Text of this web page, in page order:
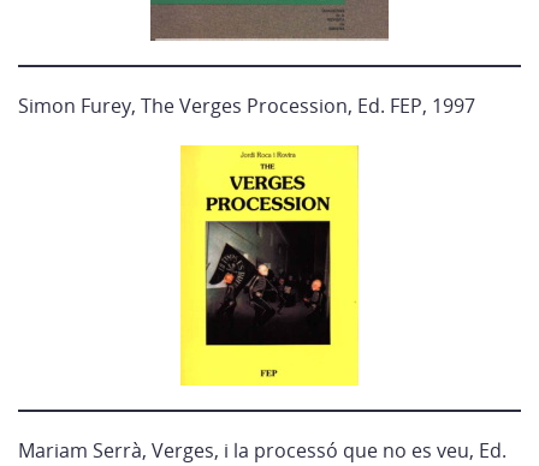
Simon Furey, The Verges Procession, Ed. FEP, 1997
Mariam Serrà, Verges, i la processó que no es veu, Ed.